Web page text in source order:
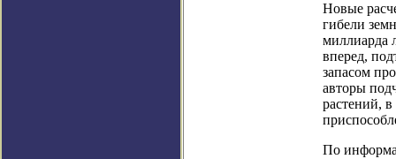
Новые
гибели
миллиарда
вперед,
запасом
авторы
растений,
По